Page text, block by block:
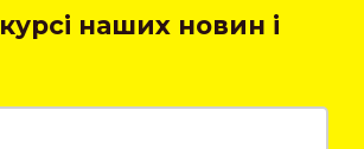
наших новин і